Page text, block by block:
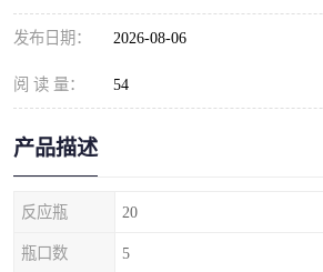
发布日期： 2026-08-06
阅 读 量： 54
产品描述
反应瓶 20
瓶口数 5